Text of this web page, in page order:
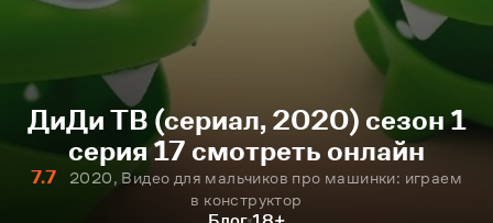
ДиДи ТВ (сериал, 2020) сезон 1
серия 17 смотреть онлайн
7.7
2020, Видео для мальчиков про машинки: играем
в конструктор